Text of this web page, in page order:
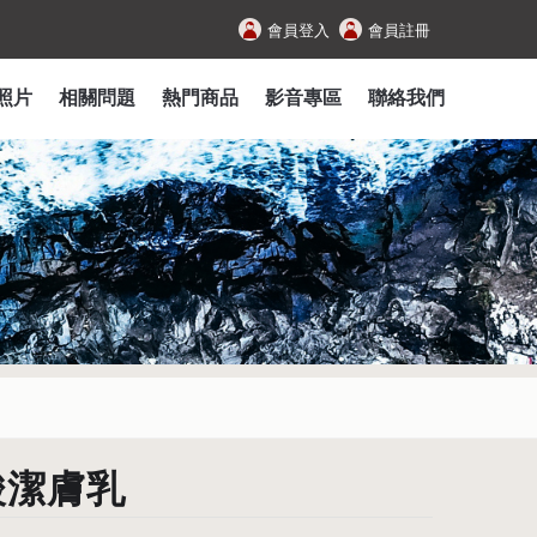
會員註冊
會員登入
片 相關問題 熱門商品 影音專區 聯絡我們
膚乳